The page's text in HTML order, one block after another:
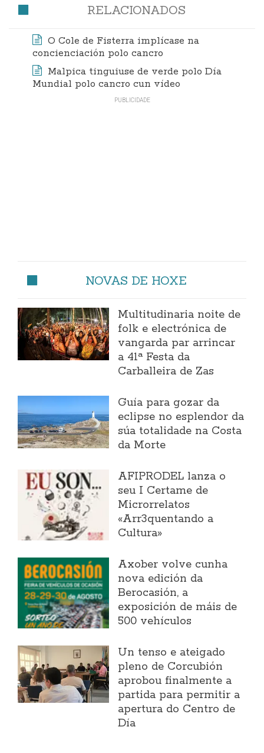
RELACIONADOS
O Cole de Fisterra implícase na
concienciación polo cancro
Malpica tinguiuse de verde polo Día
Mundial polo cancro cun vídeo
NOVAS DE HOXE
Multitudinaria noite de
folk e electrónica de
vangarda par arrincar
a 41ª Festa da
Carballeira de Zas
Guía para gozar da
eclipse no esplendor da
súa totalidade na Costa
da Morte
AFIPRODEL lanza o
seu I Certame de
Microrrelatos
«Arr3quentando a
Cultura»
Axober volve cunha
nova edición da
Berocasión, a
exposición de máis de
500 vehículos
Un tenso e ateigado
pleno de Corcubión
aprobou finalmente a
partida para permitir a
apertura do Centro de
Día